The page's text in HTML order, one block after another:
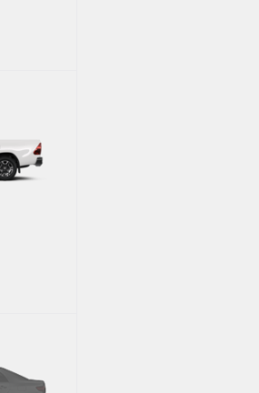
и Lexus достиг отметки в
автомобилей (15
Доля продаж гибридных
до 14% к концу 2012 года.
CT 200h, Lexus GS 450h,
моделью среди российских